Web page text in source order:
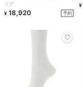
ッグ
¥ 18,920 予約
¥